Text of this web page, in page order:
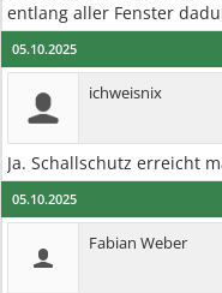
entlang aller Fenster
05.10.2025
ichweisnix
Ja. Schallschutz erreicht
05.10.2025
Fabian Weber